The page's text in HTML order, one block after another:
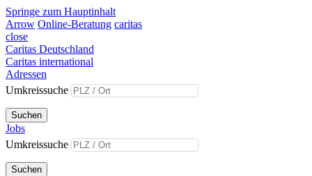
Springe zum Hauptinhalt
Arrow Online-Beratung caritas
close
Caritas Deutschland
Caritas international
Adressen
Umkreissuche
Suchen
Jobs
Umkreissuche
Suchen